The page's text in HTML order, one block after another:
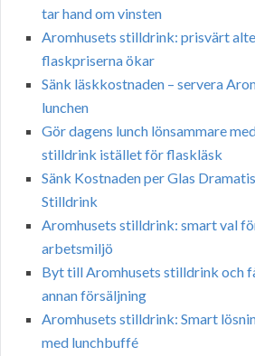
tar hand om vinsten
Aromhusets stilldrink: prisvärt
flaskpriserna ökar
Sänk läskkostnaden – servera
lunchen
Gör dagens lunch lönsammare
stilldrink istället för flaskläsk
Sänk Kostnaden per Glas
Stilldrink
Aromhusets stilldrink: smart val
arbetsmiljö
Byt till Aromhusets stilldrink och
annan försäljning
Aromhusets stilldrink: Smart
med lunchbuffé